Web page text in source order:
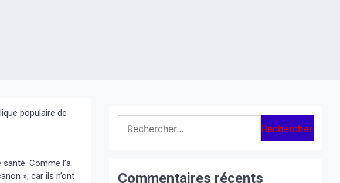
populaire de
Comme l’a
», car ils n’ont
Commentaires récents